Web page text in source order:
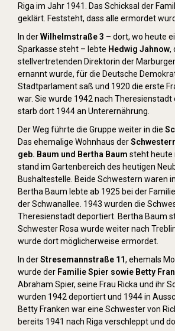
Riga im Jahr 1941. Das Schicksal der
geklärt. Feststeht, dass alle ermordet
In derWilhelmstraße 3 – dort, wo heute
Sparkasse steht – lebte Hedwig Jahnow,
stellvertretenden Direktorin der
ernannt wurde, für die Deutsche
Stadtparlament saß und 1920 die erste
war. Sie wurde 1942 nach
starb dort 1944 an Unterernährung.
Der Weg führte die Gruppe weiter in die
Das ehemalige Wohnhaus der
geb. Baum und Bertha Baum steht heute
stand im Gartenbereich des heutigen
Bushaltestelle. Beide Schwestern waren
Bertha Baum lebte ab 1925 bei der
der Schwanallee. 1943 wurden die
Theresienstadt deportiert. Bertha Baum
Schwester Rosa wurde weiter nach
wurde dort möglicherweise ermordet.
In derStresemannstraße 11, ehemals
wurde der Familie Spier sowie Betty
Abraham Spier, seine Frau Ricka und ihr
wurden 1942 deportiert und 1944 in
Betty Franken war eine Schwester von
bereits 1941 nach Riga verschleppt und